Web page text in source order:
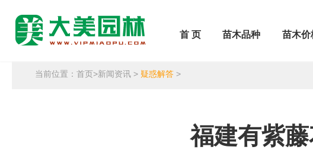
首 页 苗木品种 苗木价
当前位置：首页>新闻资讯 > 疑惑解答 >
福建有紫藤